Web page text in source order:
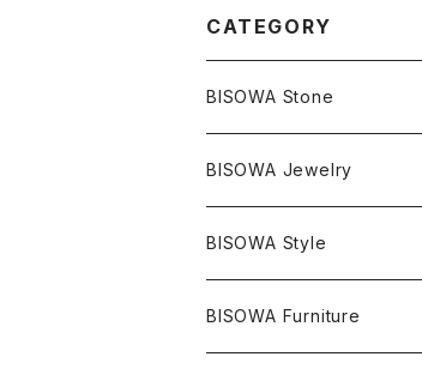
CATEGORY
BISOWA Stone
マスタークリスタル / 水晶
エレスチャル
ライトニング
石の種類別
アメジスト
産地別
BISOWA Jewelry
ネックレス／ペンダント
宇佐美聖子
ピアス
BISOWA Style
ONE PIECE
BISOWA Furniture